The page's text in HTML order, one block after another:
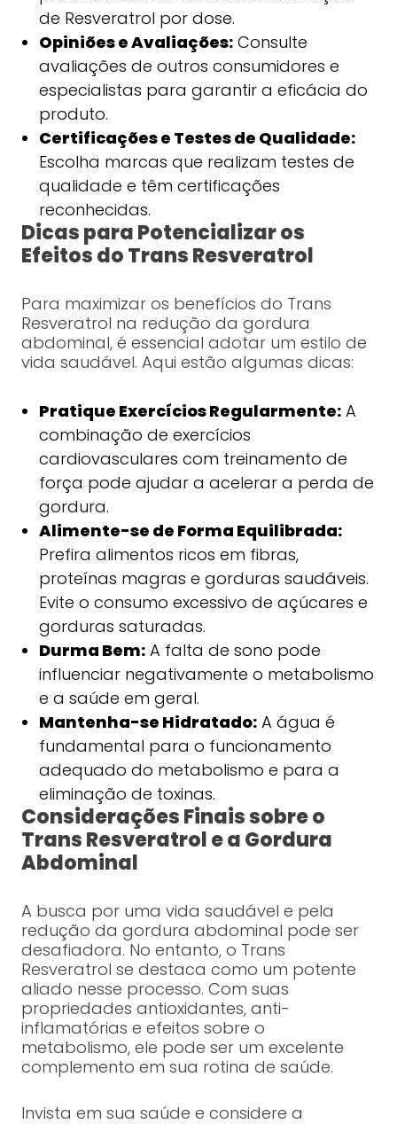
de Resveratrol por dose.
Opiniões e Avaliações:Consulte
avaliações de outros consumidores e
especialistas para garantir a eficácia do
produto.
Certificações e Testes de Qualidade:
Escolha marcas que realizam testes de
qualidade e têm certificações
reconhecidas.
Dicas para Potencializar os
Efeitos do Trans Resveratrol
Para maximizar os benefícios do Trans
Resveratrol na redução da gordura
abdominal, é essencial adotar um estilo de
vida saudável. Aqui estão algumas dicas:
Pratique Exercícios Regularmente:A
combinação de exercícios
cardiovasculares com treinamento de
força pode ajudar a acelerar a perda de
gordura.
Alimente-se de Forma Equilibrada:
Prefira alimentos ricos em fibras,
proteínas magras e gorduras saudáveis.
Evite o consumo excessivo de açúcares e
gorduras saturadas.
Durma Bem:A falta de sono pode
influenciar negativamente o metabolismo
e a saúde em geral.
Mantenha-se Hidratado:A água é
fundamental para o funcionamento
adequado do metabolismo e para a
eliminação de toxinas.
Considerações Finais sobre o
Trans Resveratrol e a Gordura
Abdominal
A busca por uma vida saudável e pela
redução da gordura abdominal pode ser
desafiadora. No entanto, o Trans
Resveratrol se destaca como um potente
aliado nesse processo. Com suas
propriedades antioxidantes, anti-
inflamatórias e efeitos sobre o
metabolismo, ele pode ser um excelente
complemento em sua rotina de saúde.
Invista em sua saúde e considere a